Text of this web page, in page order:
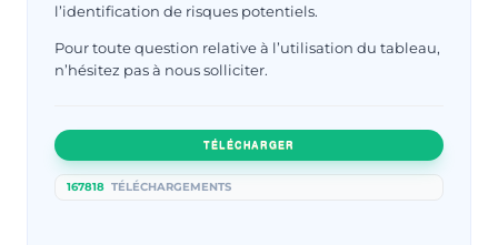
l’identification de risques potentiels.
Pour toute question relative à l’utilisation du tableau,
n’hésitez pas à nous solliciter.
TÉLÉCHARGER
167818 TÉLÉCHARGEMENTS